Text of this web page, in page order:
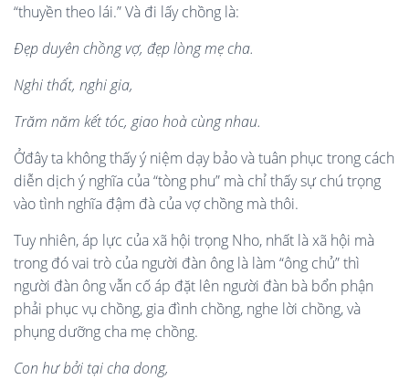
“thuyền theo lái.” Và đi lấy chồng là:
Đẹp duyên chồng vợ, đẹp lòng mẹcha.
Nghi thất, nghi gia,
Trăm năm kết tóc, giao hoàcùng nhau.
Ởđây ta không thấy ý niệm dạy bảo và tuân phục trong cách
diễn dịch ý nghĩa của “tòng phu” mà chỉ thấy sự chú trọng
vào tình nghĩa đậm đà của vợ chồng mà thôi.
Tuy nhiên, áp lực của xã hội trọng Nho, nhất là xã hội mà
trong đó vai trò của người đàn ông là làm “ông chủ” thì
người đàn ông vẫn cố áp đặt lên người đàn bà bổn phận
phải phục vụ chồng, gia đình chồng, nghe lời chồng, và
phụng dưỡng cha mẹ chồng.
Con hư bởi tại cha dong,